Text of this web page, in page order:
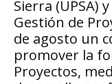
Sierra (UPSA)
Gestión de
de agosto un
promover la
Proyectos,